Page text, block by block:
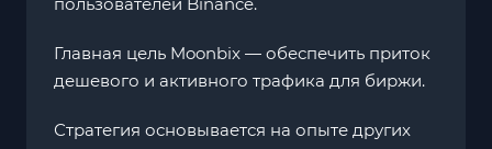
Главная цель Moonbix — обеспечить приток
дешевого и активного трафика для биржи.
Стратегия основывается на опыте других